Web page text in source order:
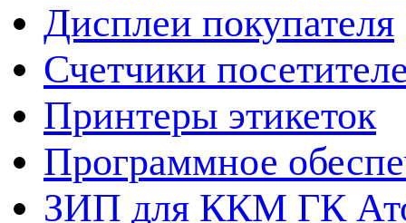
Дисплеи покупателя
Счетчики
Принтеры этикеток
Программное
ЗИП для ККМ ГК